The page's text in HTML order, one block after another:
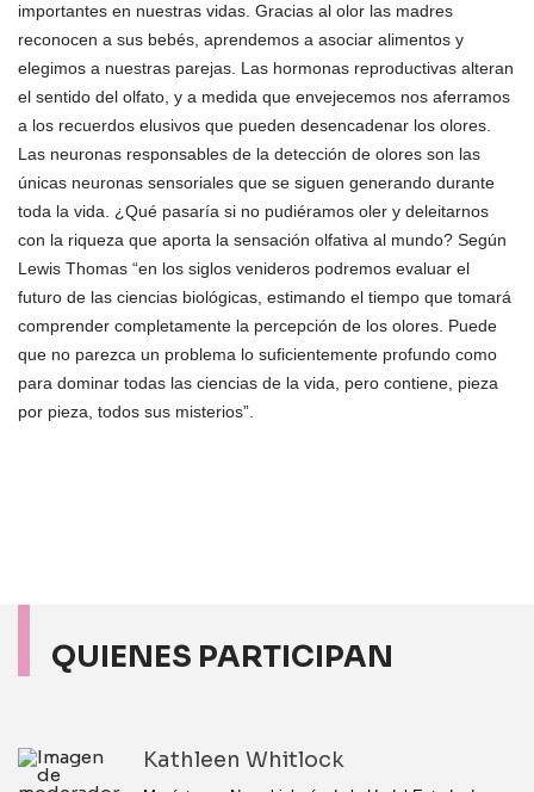
importantes en nuestras vidas. Gracias al olor las madres
reconocen a sus bebés, aprendemos a asociar alimentos y
elegimos a nuestras parejas. Las hormonas reproductivas alteran
el sentido del olfato, y a medida que envejecemos nos aferramos
a los recuerdos elusivos que pueden desencadenar los olores.
Las neuronas responsables de la detección de olores son las
únicas neuronas sensoriales que se siguen generando durante
toda la vida. ¿Qué pasaría si no pudiéramos oler y deleitarnos
con la riqueza que aporta la sensación olfativa al mundo? Según
Lewis Thomas “en los siglos venideros podremos evaluar el
futuro de las ciencias biológicas, estimando el tiempo que tomará
comprender completamente la percepción de los olores. Puede
que no parezca un problema lo suficientemente profundo como
para dominar todas las ciencias de la vida, pero contiene, pieza
por pieza, todos sus misterios”.
QUIENES PARTICIPAN
Kathleen Whitlock